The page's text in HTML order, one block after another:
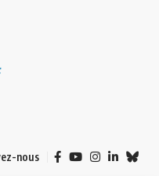
nous